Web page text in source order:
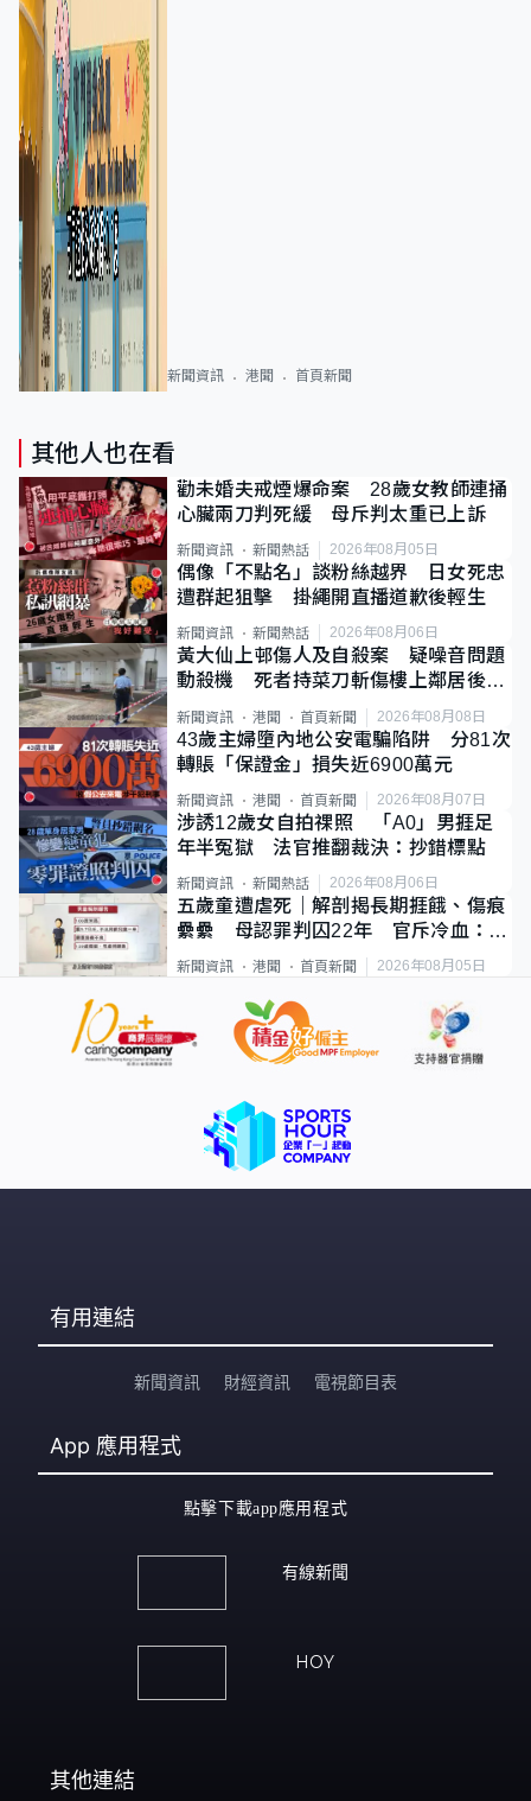
新聞資訊 港聞 首頁新聞
其他人也在看
勸未婚夫戒煙爆命案 28歲女教師連捅
心臟兩刀判死緩 母斥判太重已上訴
新聞資訊 新聞熱話 2026年08月05日
偶像「不點名」談粉絲越界 日女死忠
遭群起狙擊 掛繩開直播道歉後輕生
新聞資訊 新聞熱話 2026年08月06日
黃大仙上邨傷人及自殺案 疑噪音問題
動殺機 死者持菜刀斬傷樓上鄰居後墮
新聞資訊 港聞 首頁新聞 2026年08月08日
43歲主婦墮內地公安電騙陷阱 分81次
轉賬「保證金」損失近6900萬元
新聞資訊 港聞 首頁新聞 2026年08月07日
涉誘12歲女自拍祼照 「A0」男捱足
年半冤獄 法官推翻裁決：抄錯標點
新聞資訊 新聞熱話 2026年08月06日
五歲童遭虐死｜解剖揭長期捱餓、傷痕
纍纍 母認罪判囚22年 官斥冷血：同
類案最惡劣
新聞資訊 港聞 首頁新聞 2026年08月05日
有用連結
新聞資訊 財經資訊 電視節目表
App 應用程式
點擊下載app應用程式
有線新聞
HOY
其他連結